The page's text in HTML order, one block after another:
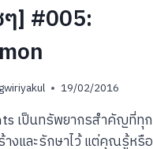
] #005:
19/02/2016
เป็นทรัพยากรสำคัญที่ทุก
งและรักษาไว้ แต่คุณรู้หรือ